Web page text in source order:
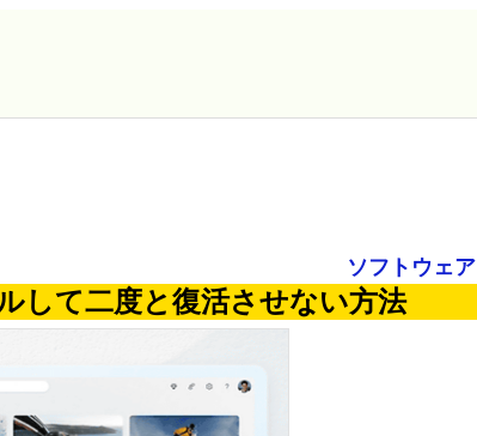
ソフトウェア
して二度と復活させない方法